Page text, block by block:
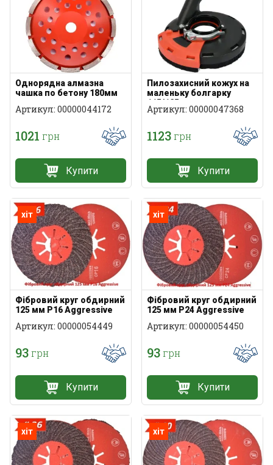
Однорядна алмазна
чашка по бетону 180мм
Артикул: 00000044172
1021 грн
Купити
Пилозахисний кожух на
маленьку болгарку
115/125мм
Артикул: 00000047368
1123грн
Купити
хіт
Фібровий круг обдирний
125 мм P16 Aggressive
Артикул: 00000054449
93грн
Купити
хіт
Фібровий круг обдирний
125 мм P24 Aggressive
Артикул: 00000054450
93грн
Купити
хіт хіт